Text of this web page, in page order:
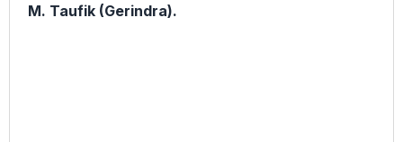
M. Taufik (Gerindra).